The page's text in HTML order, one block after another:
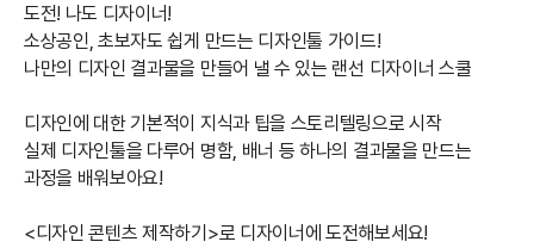
도전! 나도 디자이너!
소상공인, 초보자도 쉽게 만드는 디자인툴 가이드!
나만의 디자인 결과물을 만들어 낼 수 있는 랜선 디자이너 스쿨
디자인에 대한 기본적이 지식과 팁을 스토리텔링으로 시작
실제 디자인툴을 다루어 명함, 배너 등 하나의 결과물을 만드는
과정을 배워보아요!
<디자인 콘텐츠 제작하기>로 디자이너에 도전해보세요!